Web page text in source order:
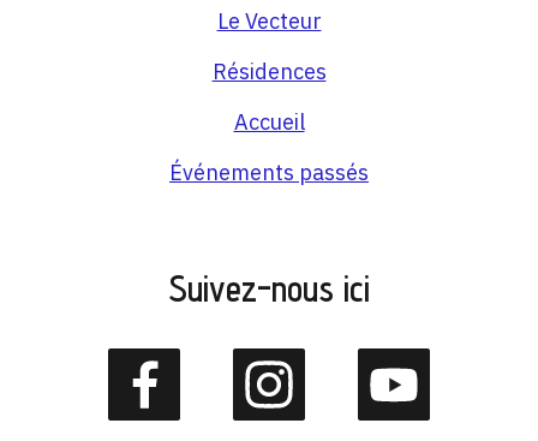
Le Vecteur
Résidences
Accueil
Événements passés
Suivez-nous ici